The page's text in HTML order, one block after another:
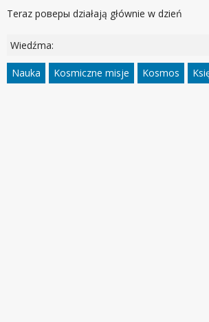
Teraz роверы działają głównie w dzień
Wiedźma:
Nauka Kosmiczne misje Kosmos